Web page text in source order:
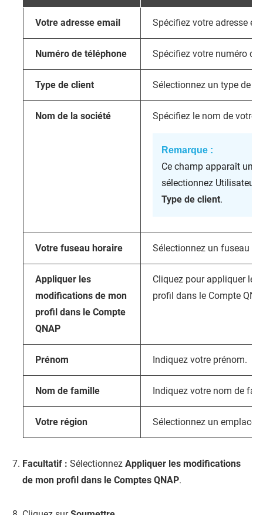
Votre adresse email Spécifiez votre adresse e-
Numéro de téléphone Spécifiez votre numéro de
Type de client Sélectionnez un type de
Nom de la société Spécifiez le nom de votre
Remarque :
Ce champ apparaît
sélectionnez Utilisateur
Type de client.
Votre fuseau horaire Sélectionnez un fuseau
Appliquer les
modifications de mon
profil dans le Compte
QNAP
Cliquez pour appliquer
profil dans le Compte
Prénom Indiquez votre prénom.
Nom de famille Indiquez votre nom de
Votre région Sélectionnez un
Facultatif : Sélectionnez Appliquer les modifications
de mon profil dans le Comptes QNAP.